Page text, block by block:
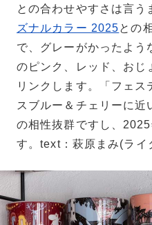
との合わせやすさは言
ズナルカラー 2025との
で、グレーがかったよ
のピンク、レッド、おじ
リンクします。「フェ
スブルー＆チェリーに
の相性抜群ですし、
す。text：萩原まみ(ライ